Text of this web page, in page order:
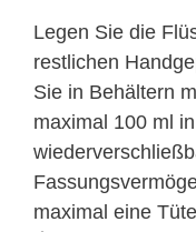
Legen Sie die
restlichen
Sie in Behältern
maximal 100 ml
maximal eine